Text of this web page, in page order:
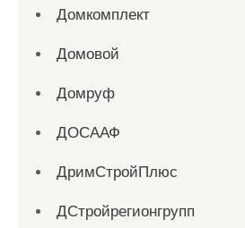
Домкомплект
Домовой
Домруф
ДОСААФ
ДримСтройПлюс
ДСтройрегионгрупп